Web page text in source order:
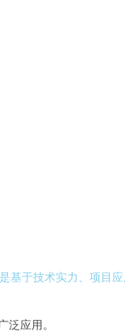
基于技术实力、项目
应用。